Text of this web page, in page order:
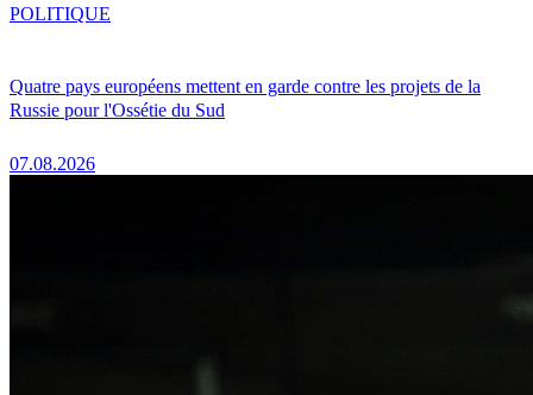
Quatre pays européens mettent en garde contre les projets de la
Russie pour l'Ossétie du Sud
07.08.2026
POLITIQUE